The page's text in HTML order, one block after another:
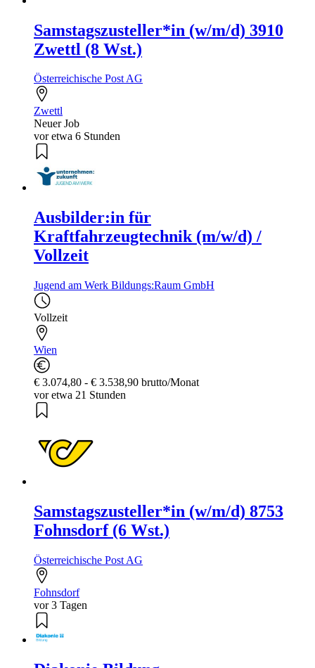
Samstagszusteller*in (w/m/d) 3910
Zwettl (8 Wst.)
Österreichische Post AG
Zwettl
Neuer Job
vor etwa 6 Stunden
Ausbilder:in für
Kraftfahrzeugtechnik (m/w/d) /
Vollzeit
Jugend am Werk Bildungs:Raum GmbH
Vollzeit
Wien
€ 3.074,80 - € 3.538,90 brutto/Monat
vor etwa 21 Stunden
Samstagszusteller*in (w/m/d) 8753
Fohnsdorf (6 Wst.)
Österreichische Post AG
Fohnsdorf
vor 3 Tagen